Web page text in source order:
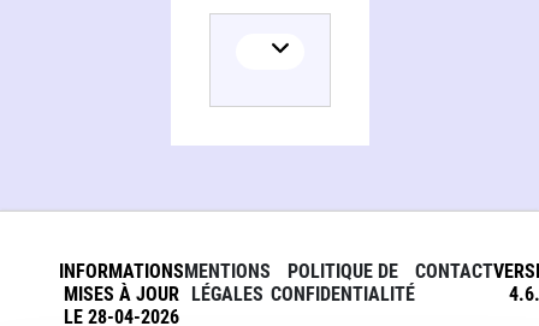
INFORMATIONS
MISES À JOUR
LE 28-04-2026
MENTIONS
LÉGALES
POLITIQUE DE
CONFIDENTIALITÉ
CONTACT